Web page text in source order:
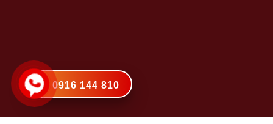
0916 144 810